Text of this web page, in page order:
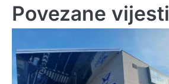
Povezane vijesti